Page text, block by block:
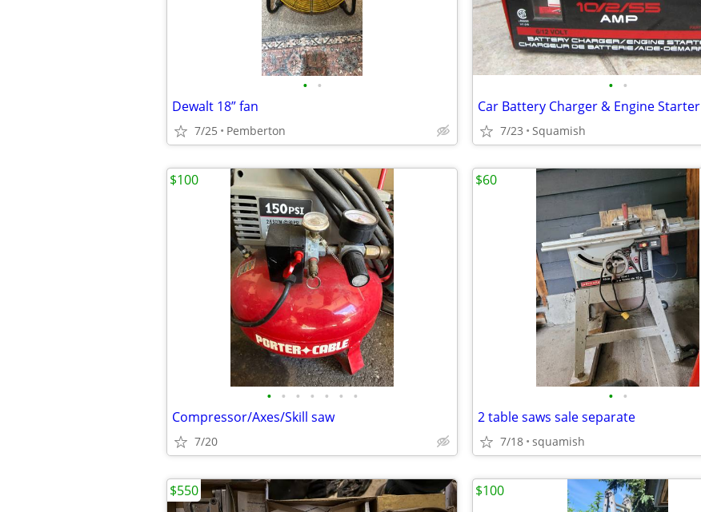
• •
Dewalt 18” fan
7/25 Pemberton
• •
Car Battery Charger & Engine Starter
7/23 Squamish
• • • • • • •
Compressor/Axes/Skill saw
7/20
$100
• •
2 table saws sale separate
7/18 squamish
$60
$550 $100